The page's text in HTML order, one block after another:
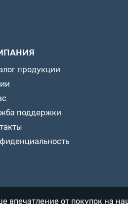
продукции
поддержки
впечатление от покупок на